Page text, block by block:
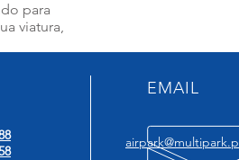
para
viatura,
EMAIL